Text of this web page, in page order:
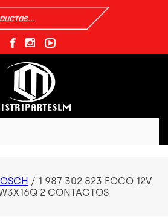
/ 1 987 302 823 FOCO 12V
2 CONTACTOS